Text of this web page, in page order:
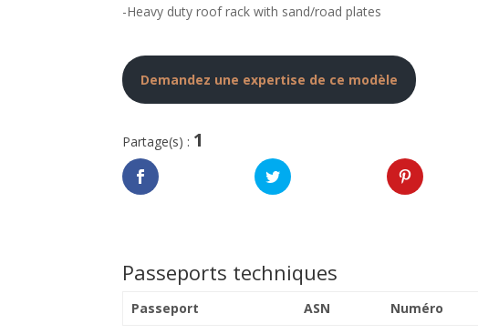
-Heavy duty roof rack with sand/road plates
Demandez une expertise de ce modèle
Partage(s) : 1
Passeports techniques
Passeport ASN Numéro